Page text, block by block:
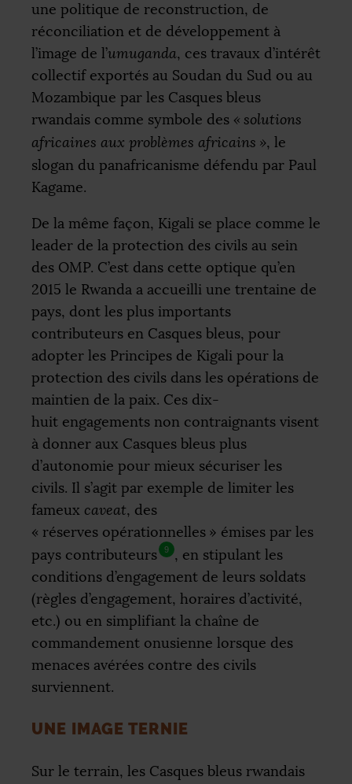
une politique de reconstruction, de
réconciliation et de développement à
l’image de l’umuganda, ces travaux d’intérêt
collectif exportés au Soudan du Sud ou au
Mozambique par les Casques bleus
rwandais comme symbole des « solutions
africaines aux problèmes africains », le
slogan du panafricanisme défendu par Paul
Kagame.
De la même façon, Kigali se place comme le
leader de la protection des civils au sein
des OMP. C’est dans cette optique qu’en
2015 le Rwanda a accueilli une trentaine de
pays, dont les plus importants
contributeurs en Casques bleus, pour
adopter les Principes de Kigali pour la
protection des civils dans les opérations de
maintien de la paix. Ces dix-
huit engagements non contraignants visent
à donner aux Casques bleus plus
d’autonomie pour mieux sécuriser les
civils. Il s’agit par exemple de limiter les
fameux caveat, des
« réserves opérationnelles » émises par les
pays contributeurs
9
, en stipulant les
conditions d’engagement de leurs soldats
(règles d’engagement, horaires d’activité,
etc.) ou en simplifiant la chaîne de
commandement onusienne lorsque des
menaces avérées contre des civils
surviennent.
UNE IMAGE TERNIE
Sur le terrain, les Casques bleus rwandais